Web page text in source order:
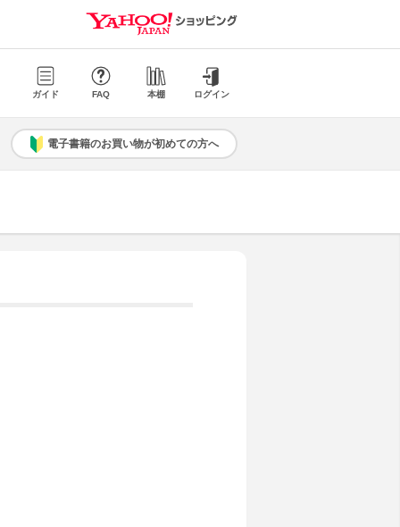
ガイド FAQ 本棚 ログイン
電子書籍のお買い物が初めての方へ